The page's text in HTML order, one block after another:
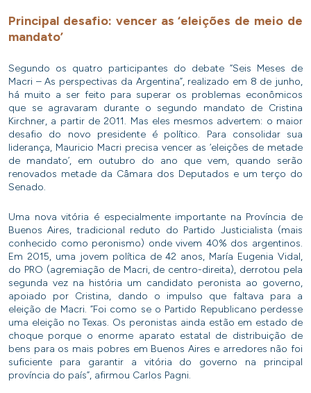
Principal desafio: vencer as ‘eleições de meio de
mandato’
Segundo os quatro participantes do debate “Seis Meses de
Macri – As perspectivas da Argentina”, realizado em 8 de junho,
há muito a ser feito para superar os problemas econômicos
que se agravaram durante o segundo mandato de Cristina
Kirchner, a partir de 2011. Mas eles mesmos advertem: o maior
desafio do novo presidente é político. Para consolidar sua
liderança, Mauricio Macri precisa vencer as ‘eleições de metade
de mandato’, em outubro do ano que vem, quando serão
renovados metade da Câmara dos Deputados e um terço do
Senado.
Uma nova vitória é especialmente importante na Província de
Buenos Aires, tradicional reduto do Partido Justicialista (mais
conhecido como peronismo) onde vivem 40% dos argentinos.
Em 2015, uma jovem política de 42 anos, María Eugenia Vidal,
do PRO (agremiação de Macri, de centro-direita), derrotou pela
segunda vez na história um candidato peronista ao governo,
apoiado por Cristina, dando o impulso que faltava para a
eleição de Macri. “Foi como se o Partido Republicano perdesse
uma eleição no Texas. Os peronistas ainda estão em estado de
choque porque o enorme aparato estatal de distribuição de
bens para os mais pobres em Buenos Aires e arredores não foi
suficiente para garantir a vitória do governo na principal
província do país”, afirmou Carlos Pagni.